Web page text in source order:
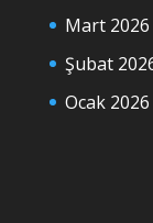
Mart 2026
Şubat
Ocak 2026